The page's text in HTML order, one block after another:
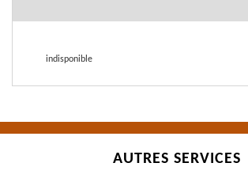
indisponible
AUTRES SERVICES